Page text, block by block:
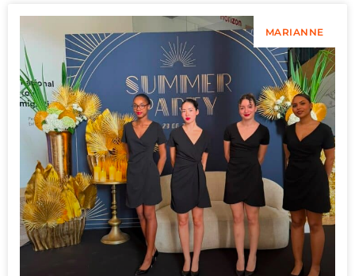
MARIANNE